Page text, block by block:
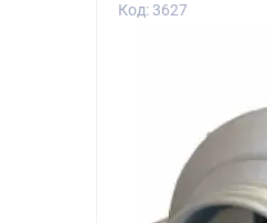
Код: 3627